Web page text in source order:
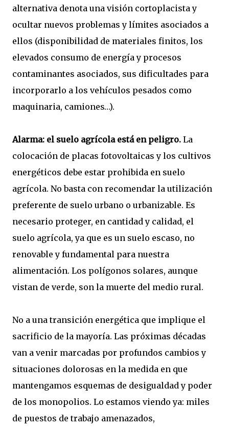
alternativa denota una visión cortoplacista y
ocultar nuevos problemas y límites asociados a
ellos (disponibilidad de materiales finitos, los
elevados consumo de energía y procesos
contaminantes asociados, sus dificultades para
incorporarlo a los vehículos pesados como
maquinaria, camiones…).
Alarma: el suelo agrícola está en peligro. La
colocación de placas fotovoltaicas y los cultivos
energéticos debe estar prohibida en suelo
agrícola. No basta con recomendar la utilización
preferente de suelo urbano o urbanizable. Es
necesario proteger, en cantidad y calidad, el
suelo agrícola, ya que es un suelo escaso, no
renovable y fundamental para nuestra
alimentación. Los polígonos solares, aunque
vistan de verde, son la muerte del medio rural.
No a una transición energética que implique el
sacrificio de la mayoría. Las próximas décadas
van a venir marcadas por profundos cambios y
situaciones dolorosas en la medida en que
mantengamos esquemas de desigualdad y poder
de los monopolios. Lo estamos viendo ya: miles
de puestos de trabajo amenazados,